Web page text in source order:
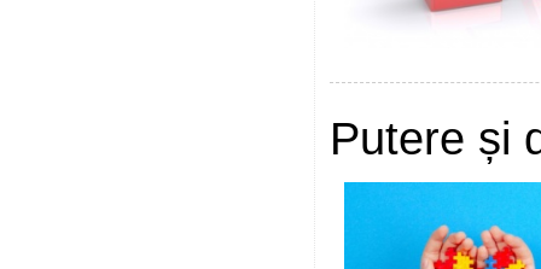
Putere și